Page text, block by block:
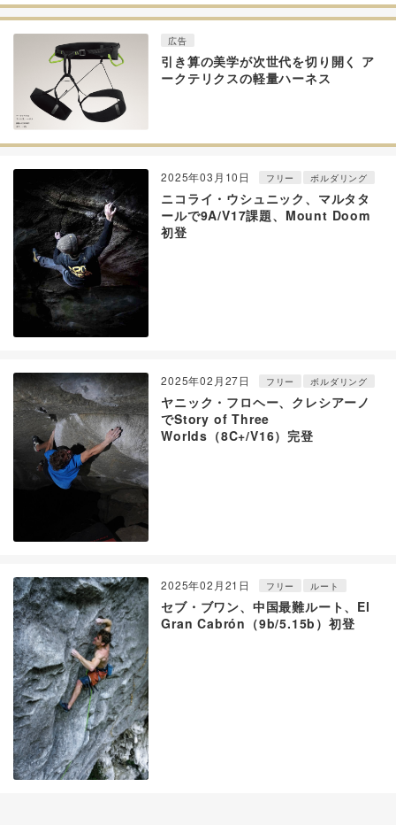
広告
引き算の美学が次世代を切り開く ア
ークテリクスの軽量ハーネス
2025年03月10日 フリー ボルダリング
ニコライ・ウシュニック、マルタタ
ールで9A/V17課題、Mount Doom
初登
2025年02月27日 フリー ボルダリング
ヤニック・フロヘー、クレシアーノ
でStory of Three
Worlds（8C+/V16）完登
2025年02月21日 フリー ルート
セブ・ブワン、中国最難ルート、El
Gran Cabrón（9b/5.15b）初登